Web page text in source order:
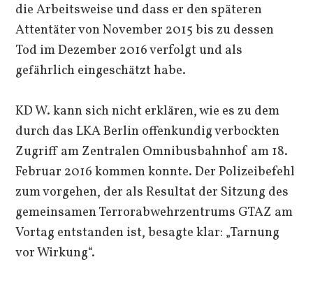
die Arbeitsweise und dass er den späteren
Attentäter von November 2015 bis zu dessen
Tod im Dezember 2016 verfolgt und als
gefährlich eingeschätzt habe.
KD W. kann sich nicht erklären, wie es zu dem
durch das LKA Berlin offenkundig verbockten
Zugriff am Zentralen Omnibusbahnhof am 18.
Februar 2016 kommen konnte. Der Polizeibefehl
zum vorgehen, der als Resultat der Sitzung des
gemeinsamen Terrorabwehrzentrums GTAZ am
Vortag entstanden ist, besagte klar: „Tarnung
vor Wirkung“.